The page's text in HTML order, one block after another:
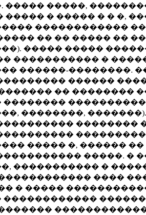
����� �����,
����� � ����� � � �,
������������
�� �� ����� ��
����� �����
����������� �
������-��������.
������
�� ��������
��������
��������,
��������
����� �, ������
�����. �
����������� �
����
� �����
������������